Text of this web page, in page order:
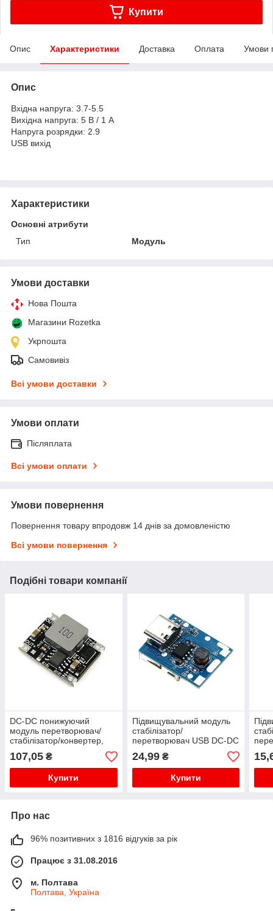
Купити
Опис Характеристики Доставка Оплата Умови
Опис
Вхідна напруга: 3.7-5.5
Вихідна напруга: 5 В / 1 А
Напруга розрядки: 2.9
USB вихід
Характеристики
Основні атрибути
Тип
Модуль
Умови доставки
Нова Пошта
Магазини Rozetka
Укрпошта
Самовивіз
Всі умови доставки
Умови оплати
Післяплата
Всі умови оплати
Умови повернення
Повернення товару впродовж 14 днів за домовленістю
Всі умови повернення
Подібні товари компанії
DC-DC понижуючий
модуль перетворювач/
стабілізатор/конвертер,
вхід 6-32В, вихід 24В, 3А,
низькі пульсації
107,05 ₴
Купити
Підвищувальний модуль
стабілізатор/
перетворювач USB DC-DC
3.7-5В - 5В 1А, Type-C
24,99₴
Купити
3.7-
Про нас
96% позитивних з 1816 відгуків за рік
Працює з 31.08.2016
м. Полтава
Полтава, Україна